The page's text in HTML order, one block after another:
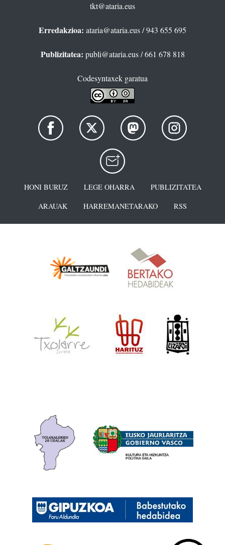
tkt@ataria.eus
Erredakzioa: ataria@ataria.eus/ 943 655 695
Publizitatea: publi@ataria.eus/ 661 678 818
Codesyntaxek garatua
HONI BURUZ LEGE OHARRA
PUBLIZITATEA
ARAUAK
HARREMANETARAKO RSS